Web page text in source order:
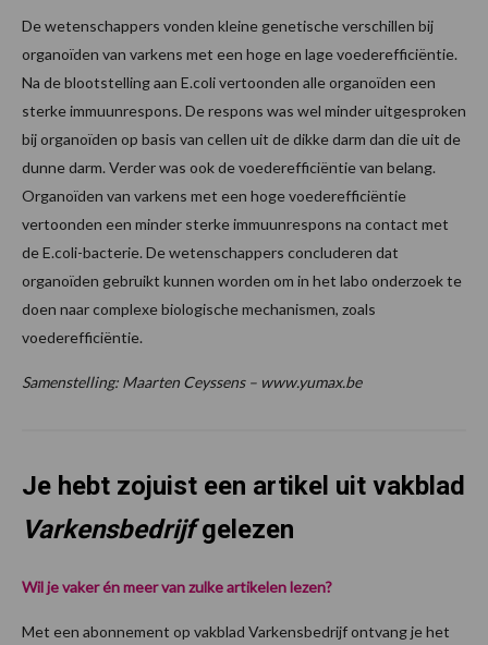
De wetenschappers vonden kleine genetische verschillen bij
organoïden van varkens met een hoge en lage voederefficiëntie.
Na de blootstelling aan E.coli vertoonden alle organoïden een
sterke immuunrespons. De respons was wel minder uitgesproken
bij organoïden op basis van cellen uit de dikke darm dan die uit de
dunne darm. Verder was ook de voederefficiëntie van belang.
Organoïden van varkens met een hoge voederefficiëntie
vertoonden een minder sterke immuunrespons na contact met
de E.coli-bacterie. De wetenschappers concluderen dat
organoïden gebruikt kunnen worden om in het labo onderzoek te
doen naar complexe biologische mechanismen, zoals
voederefficiëntie.
Samenstelling: Maarten Ceyssens – www.yumax.be
Je hebt zojuist een artikel uit vakblad
Varkensbedrijfgelezen
Wil je vaker én meer van zulke artikelen lezen?
Met een abonnement op vakblad Varkensbedrijf ontvang je het